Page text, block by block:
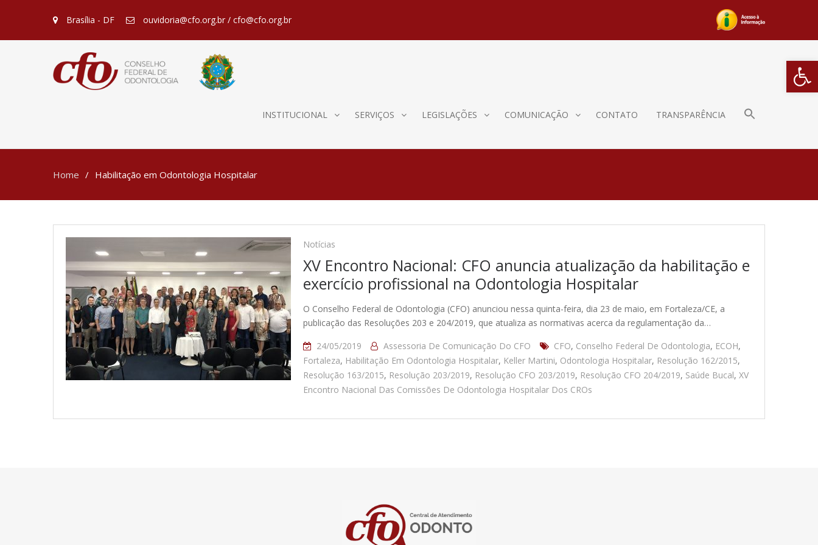
Barra de
Brasília - DF ouvidoria@cfo.org.br / cfo@cfo.org.br
INSTITUCIONAL SERVIÇOS LEGISLAÇÕES COMUNICAÇÃO CONTATO TRANSPARÊNCIA
Home Habilitação em Odontologia Hospitalar
Notícias
XV Encontro Nacional: CFO anuncia atualização da habilitação e
exercício profissional na Odontologia Hospitalar
O Conselho Federal de Odontologia (CFO) anunciou nessa quinta-feira, dia 23 de maio, em Fortaleza/CE, a
publicação das Resoluções 203 e 204/2019, que atualiza as normativas acerca da regulamentação da…
24/05/2019
Assessoria De Comunicação Do CFO CFO, Conselho Federal De Odontologia, ECOH,
Fortaleza, Habilitação Em Odontologia Hospitalar, Keller Martini, Odontologia Hospitalar, Resolução 162/2015,
Resolução 163/2015, Resolução 203/2019, Resolução CFO 203/2019, Resolução CFO 204/2019, Saúde Bucal, XV
Encontro Nacional Das Comissões De Odontologia Hospitalar Dos CROs